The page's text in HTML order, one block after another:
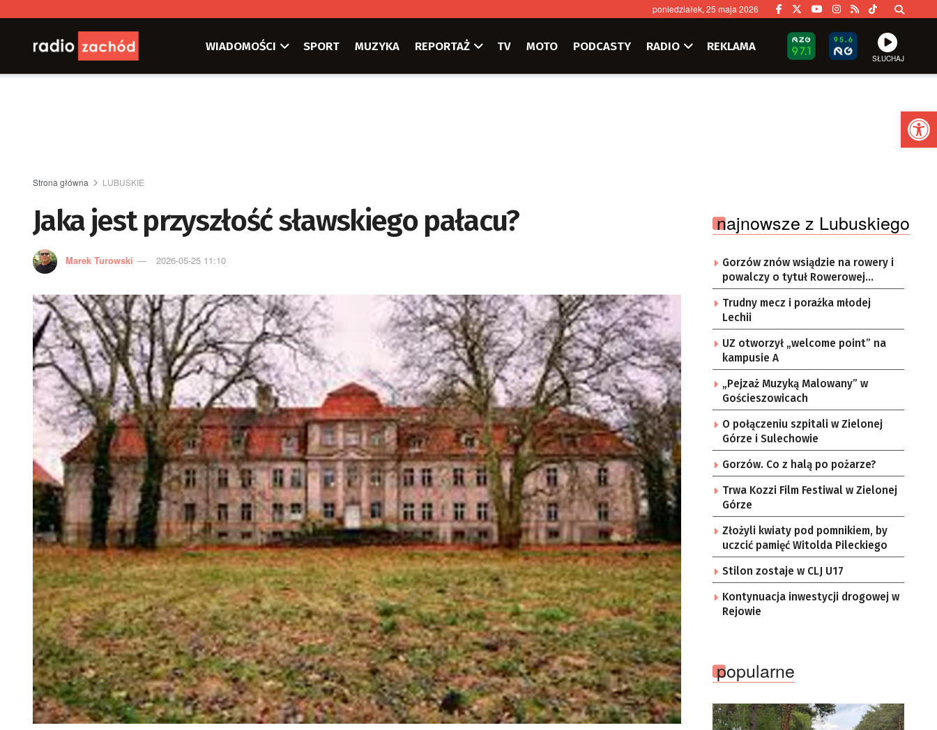
poniedziałek, 25 maja 2026
WIADOMOŚCI SPORT MUZYKA REPORTAŻ TV MOTO PODCASTY RADIO REKLAMA
SŁUCHAJ
Strona główna LUBUSKIE
Jaka jest przyszłość sławskiego pałacu?
Marek Turowski 2026-05-25 11:10
najnowsze z Lubuskiego
Gorzów znów wsiądzie na rowery i
powalczy o tytuł Rowerowej
Stolicy Polski.
Trudny mecz i porażka młodej
Lechii
UZ otworzył „welcome point” na
kampusie A
„Pejzaż Muzyką Malowany” w
Gościeszowicach
O połączeniu szpitali w Zielonej
Górze i Sulechowie
Gorzów. Co z halą po pożarze?
Trwa Kozzi Film Festiwal w Zielonej
Górze
Złożyli kwiaty pod pomnikiem, by
uczcić pamięć Witolda Pileckiego
Stilon zostaje w CLJ U17
Kontynuacja inwestycji drogowej w
Rejowie
popularne